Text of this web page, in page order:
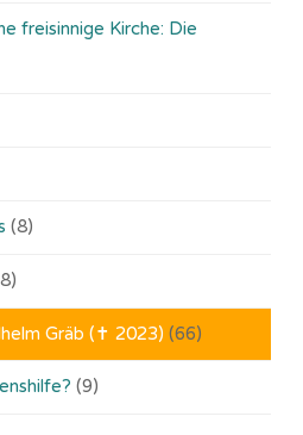
freisinnige Kirche: Die
(8)
Gräb (✝ 2023) (66)
(9)